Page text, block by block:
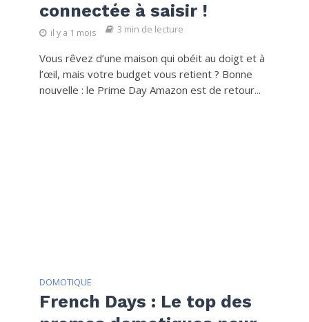
connectée à saisir !
il y a 1 mois 3 min de lecture
Vous rêvez d’une maison qui obéit au doigt et à
l’œil, mais votre budget vous retient ? Bonne
nouvelle : le Prime Day Amazon est de retour...
DOMOTIQUE
French Days : Le top des